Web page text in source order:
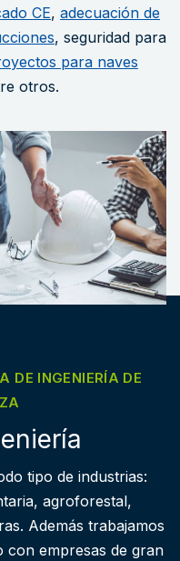
CE, adecuación de
, seguridad para
para naves
otros.
DE INGENIERÍA DE
tipo de industrias:
agroforestal,
Además trabajamos
con empresas de gran